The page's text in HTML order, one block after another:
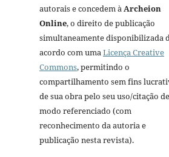
autorais e concedem àArcheion
Online, o direito de publicação
simultaneamente disponibilizada
acordo com umaLicença Creative
Commons, permitindo o
compartilhamento sem fins
de sua obra pelo seu uso/citação de
modo referenciado (com
reconhecimento da autoria e
publicação nesta revista).